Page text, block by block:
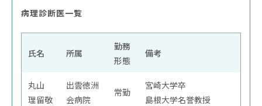
病理診断医一覧
氏名 所属
勤務
形態
備考
丸山
理留敬
出雲徳洲
会病院
常勤
宮崎大学卒
島根大学名誉教授